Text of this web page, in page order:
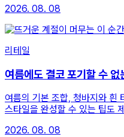
2026. 08. 08
리테일
여름에도 결코 포기할 수 없
여름의 기본 조합, 청바지와 흰
스타일을 완성할 수 있는 팁도
2026. 08. 08